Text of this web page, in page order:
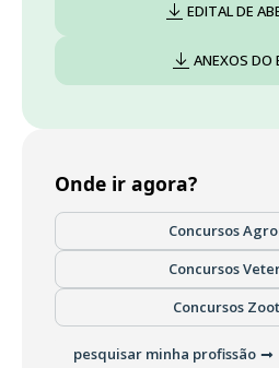
EDITAL DE
ANEXOS DO
Onde ir agora?
Concursos
Concursos
Concursos
pesquisar minha profissão